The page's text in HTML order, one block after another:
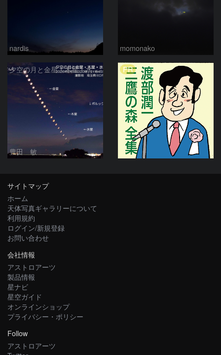
nardis momonako
夕空の月と金星・木星・水星の接近 2026/6/18
豊田 敏
PR
サイトマップ
ホーム
天体写真ギャラリーについて
利用規約
ログイン/新規登録
お問い合わせ
会社情報
アストロアーツ
製品情報
星ナビ
星空ガイド
オンラインショップ
プライバシー・ポリシー
Follow
アストロアーツ